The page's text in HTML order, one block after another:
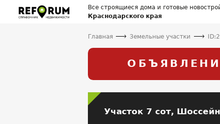
Все строящиеся дома и готовые
Краснодарского края
Главная Земельные участки
Участок 7 сот,